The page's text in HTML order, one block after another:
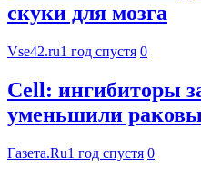
скуки для мозга
Vse42.ru1 год спустя 0
Cell: ингибиторы
уменьшили
Газета.Ru1 год спустя 0